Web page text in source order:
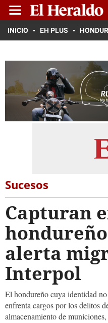
INICIO EH PLUS
Sucesos
Capturan
alerta
Interpol
El hondureño cuya identidad
enfrenta cargos por los delitos
almacenamiento de